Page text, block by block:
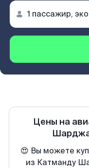
Цены на
😍 Вы можете
из Катманду